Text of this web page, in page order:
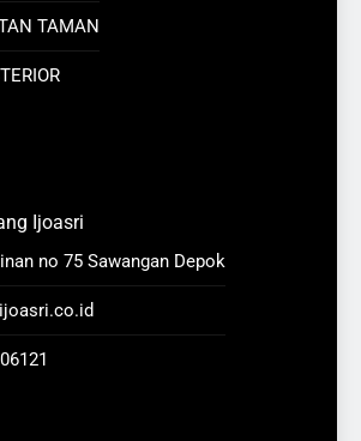
TAMAN
Ijoasri
no 75 Sawangan Depok